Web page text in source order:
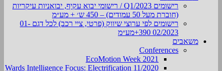
רישומים Q1/2023 / רישומי יבוא עקיף, יבואניות עיקריות
(חוברת מעל 50 עמודים) – 450 ש׳ + מע״מ
רישומים לפי ערוצי שיווק (פרטי, ציי רכב) לכל דגם 01-
02/2023 390+מע״מ
משאבים
Conferences
EcoMotion Week 2021
Wards Intelligence Focus: Electrification 11/2020